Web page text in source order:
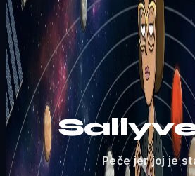
Peče jer joj je